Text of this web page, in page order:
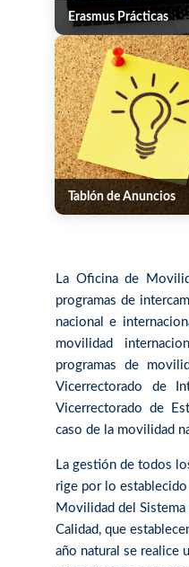
Erasmus Prácticas
Tablón de Anuncios
La Oficina de
programas de
nacional e
movilidad
programas de
Vicerrectorado de
Vicerrectorado de
caso de la movilidad
La gestión de todos
rige por lo
Movilidad del
Calidad, que
año natural se realice